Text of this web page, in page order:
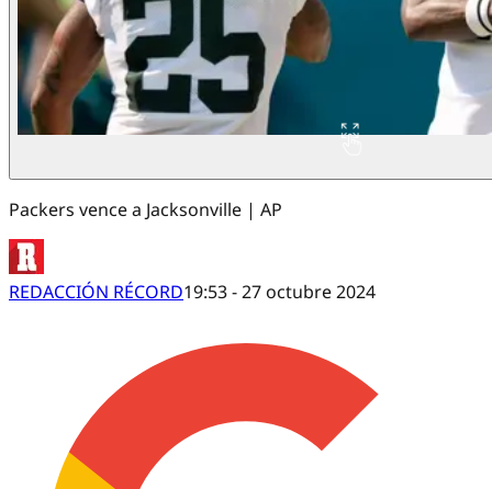
Packers vence a Jacksonville | AP
REDACCIÓN RÉCORD19:53 - 27 octubre 2024